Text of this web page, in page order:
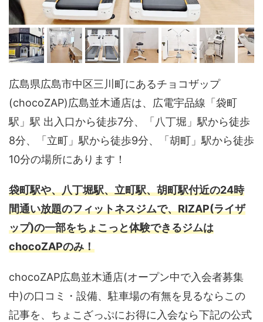
広島県広島市中区三川町にあるチョコザップ
(chocoZAP)広島並木通店は、広電宇品線「袋町
駅」駅 出入口から徒歩7分、「八丁堀」駅から徒歩
8分、「立町」駅から徒歩9分、「胡町」駅から徒歩
10分の場所にあります！
袋町駅や、八丁堀駅、立町駅、胡町駅付近の24時
間通い放題のフィットネスジムで、RIZAP(ライザ
ップ)の一部をちょこっと体験できるジムは
chocoZAPのみ！
chocoZAP広島並木通店(オープン中で入会者募集
中)の口コミ・設備、駐車場の有無を見るならこの
記事を、ちょこざっぷにお得に入会なら下記の公式